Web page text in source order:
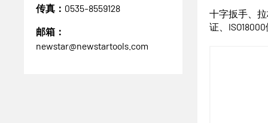
传真： 0535-8559128
邮箱：
newstar@newstartools.com
十字扳手、
证、